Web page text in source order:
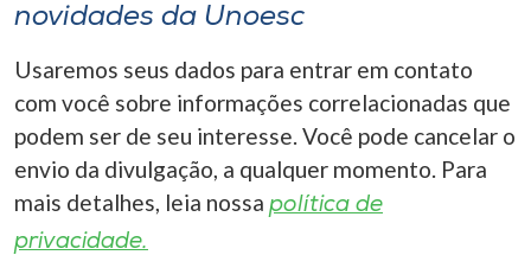
novidades da Unoesc
Usaremos seus dados para entrar em contato
com você sobre informações correlacionadas que
podem ser de seu interesse. Você pode cancelar o
envio da divulgação, a qualquer momento. Para
mais detalhes, leia nossa política de
privacidade.